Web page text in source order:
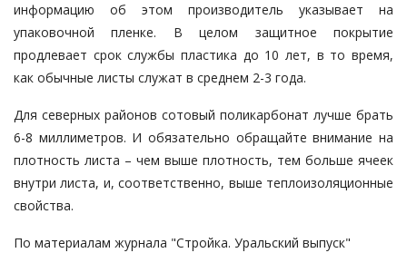
информацию об этом производитель указывает на
упаковочной пленке. В целом защитное покрытие
продлевает срок службы пластика до 10 лет, в то время,
как обычные листы служат в среднем 2-3 года.
Для северных районов сотовый поликарбонат лучше брать
6-8 миллиметров. И обязательно обращайте внимание на
плотность листа – чем выше плотность, тем больше ячеек
внутри листа, и, соответственно, выше теплоизоляционные
свойства.
По материалам журнала "Стройка. Уральский выпуск"